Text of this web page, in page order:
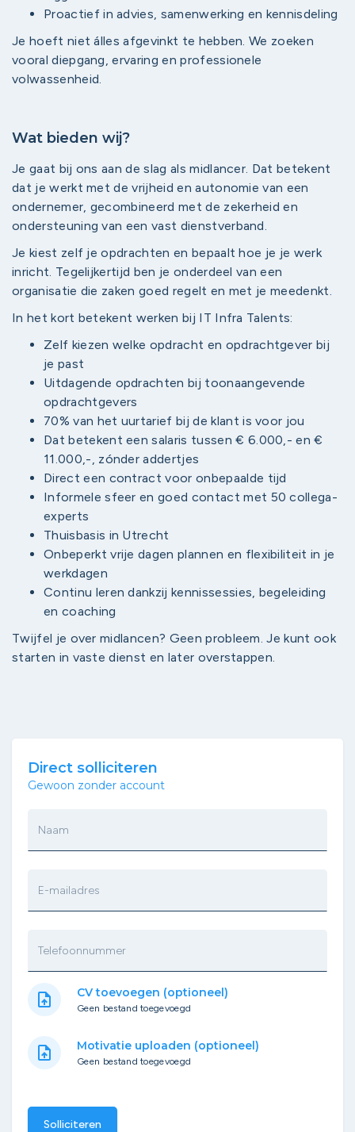
Proactief in advies, samenwerking en kennisdeling
Je hoeft niet álles afgevinkt te hebben. We zoeken
vooral diepgang, ervaring en professionele
volwassenheid.
Wat bieden wij?
Je gaat bij ons aan de slag als midlancer. Dat betekent
dat je werkt met de vrijheid en autonomie van een
ondernemer, gecombineerd met de zekerheid en
ondersteuning van een vast dienstverband.
Je kiest zelf je opdrachten en bepaalt hoe je je werk
inricht. Tegelijkertijd ben je onderdeel van een
organisatie die zaken goed regelt en met je meedenkt.
In het kort betekent werken bij IT Infra Talents:
Zelf kiezen welke opdracht en opdrachtgever bij
je past
Uitdagende opdrachten bij toonaangevende
opdrachtgevers
70% van het uurtarief bij de klant is voor jou
Dat betekent een salaris tussen € 6.000,- en €
11.000,-, zónder addertjes
Direct een contract voor onbepaalde tijd
Informele sfeer en goed contact met 50 collega-
experts
Thuisbasis in Utrecht
Onbeperkt vrije dagen plannen en flexibiliteit in je
werkdagen
Continu leren dankzij kennissessies, begeleiding
en coaching
Twijfel je over midlancen? Geen probleem. Je kunt ook
starten in vaste dienst en later overstappen.
Direct solliciteren
Gewoon zonder account
Naam
E-mailadres
Telefoonnummer
upload_file CV toevoegen (optioneel)
Geen bestand toegevoegd
upload_file Motivatie uploaden (optioneel)
Geen bestand toegevoegd
Solliciteren